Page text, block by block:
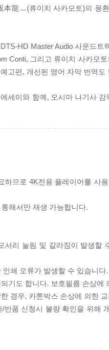
龍ㅡ(류이치 사카모토)의 몽
HD Master Audio 사운드
Conti, 그리고 류이치 사카모
고편, 개선된 영어 자막 번역도
세이와 함께, 오시마 나기사
므로 4K전용 플레이어를 사
해서만 재생 가능합니다.
서리 눌림 및 갈라짐이 발생할
쇄 오류가 발생할 수 있습니다.
기도 합니다. 보호필름 손상에
경우, 카톤박스 손상에 의한
품 신청시 불량 확인을 위해